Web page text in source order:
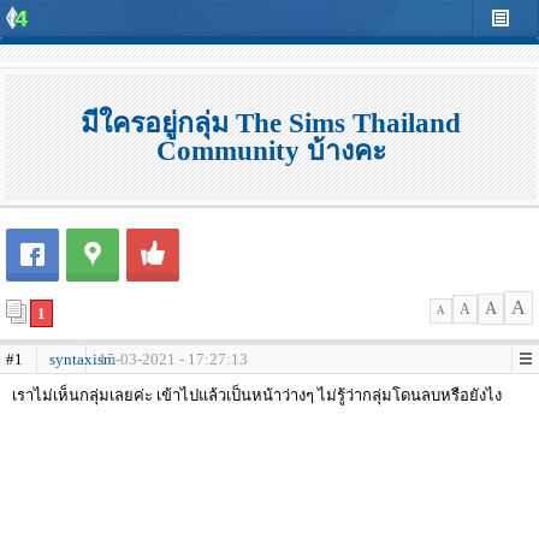
มีใครอยู่กลุ่ม The Sims Thailand
Community บ้างคะ
1 A A A A
#1 syntaxism15-03-2021 - 17:27:13
เราไม่เห็นกลุ่มเลยค่ะ เข้าไปแล้วเป็นหน้าว่างๆ ไม่รู้ว่ากลุ่มโดนลบหรือยังไง